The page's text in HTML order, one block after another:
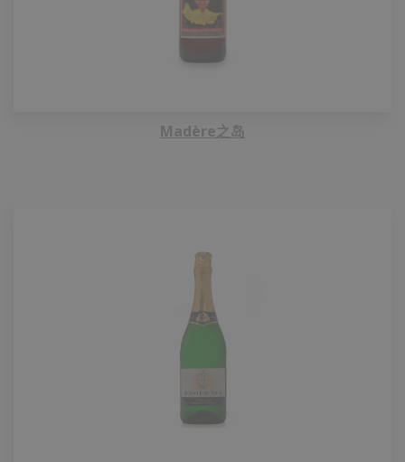
Madère之岛